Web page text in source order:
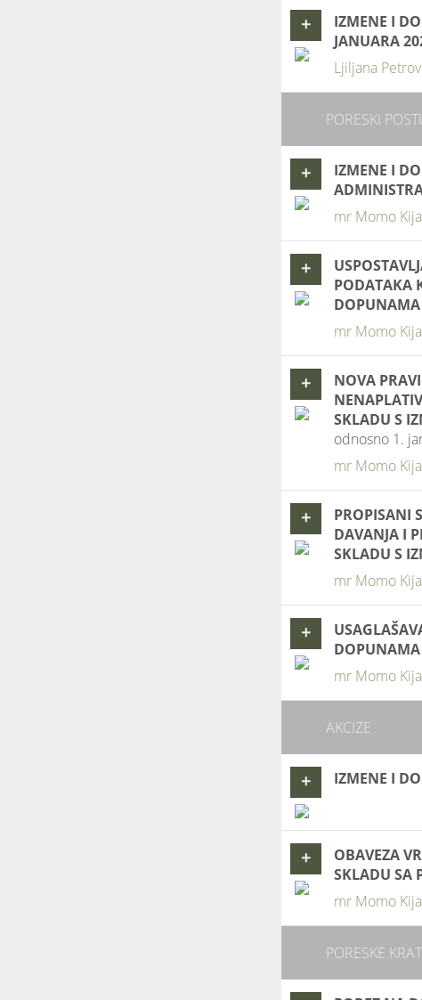
+
IZMENE I
JANUARA
Ljiljana
PORESKI
+
IZMENE I
mr Momo
+
PODATAKA
DOPUNAMA
mr Momo
+
NOVA
SKLADU S
odnosno 1.
mr Momo
+
PROPISANI
DAVANJA I
SKLADU S
mr Momo
+
DOPUNAMA
mr Momo
AKCIZE
+ IZMENE I
+
OBAVEZA
SKLADU SA
mr Momo
PORESKE